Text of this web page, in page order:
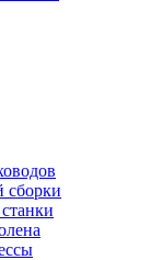
сборки